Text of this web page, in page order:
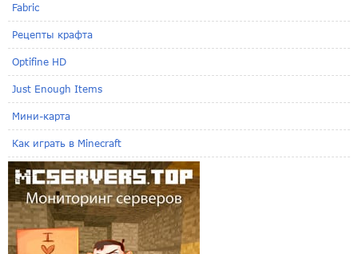
Fabric
Рецепты крафта
Optifine HD
Just Enough Items
Мини-карта
Как играть в Minecraft